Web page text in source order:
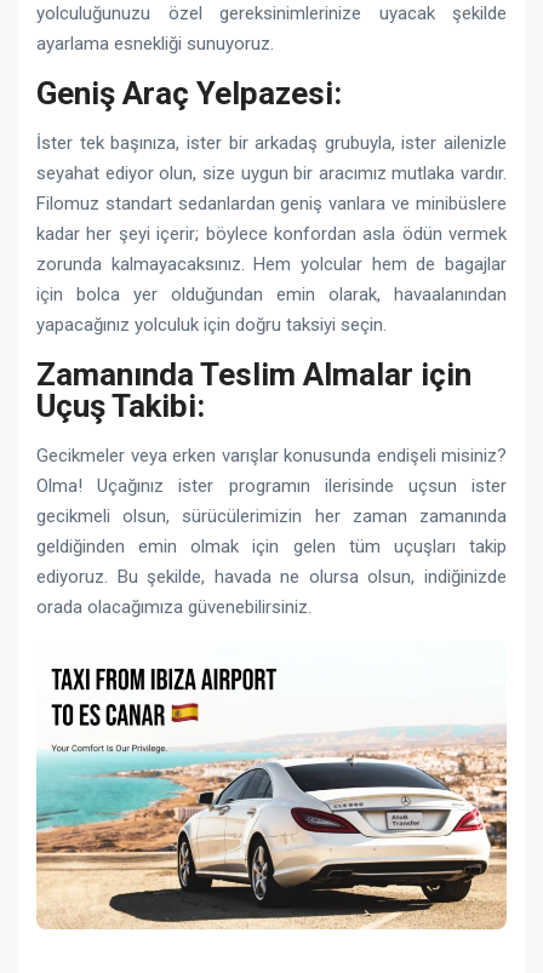
yolculuğunuzu özel gereksinimlerinize uyacak şekilde
ayarlama esnekliği sunuyoruz.
Geniş Araç Yelpazesi:
İster tek başınıza, ister bir arkadaş grubuyla, ister ailenizle
seyahat ediyor olun, size uygun bir aracımız mutlaka vardır.
Filomuz standart sedanlardan geniş vanlara ve minibüslere
kadar her şeyi içerir; böylece konfordan asla ödün vermek
zorunda kalmayacaksınız. Hem yolcular hem de bagajlar
için bolca yer olduğundan emin olarak, havaalanından
yapacağınız yolculuk için doğru taksiyi seçin.
Zamanında Teslim Almalar için
Uçuş Takibi:
Gecikmeler veya erken varışlar konusunda endişeli misiniz?
Olma! Uçağınız ister programın ilerisinde uçsun ister
gecikmeli olsun, sürücülerimizin her zaman zamanında
geldiğinden emin olmak için gelen tüm uçuşları takip
ediyoruz. Bu şekilde, havada ne olursa olsun, indiğinizde
orada olacağımıza güvenebilirsiniz.